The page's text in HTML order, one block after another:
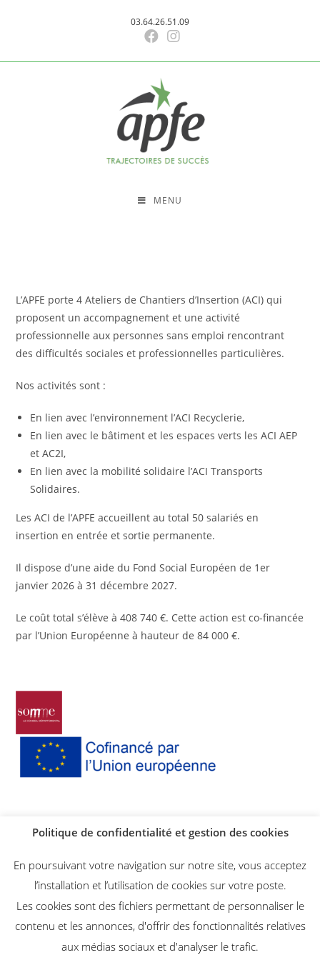
03.64.26.51.09
MENU
L’APFE porte 4 Ateliers de Chantiers d’Insertion (ACI) qui
proposent un accompagnement et une activité
professionnelle aux personnes sans emploi rencontrant
des difficultés sociales et professionnelles particulières.
Nos activités sont :
En lien avec l’environnement l’ACI Recyclerie,
En lien avec le bâtiment et les espaces verts les ACI AEP
et AC2I,
En lien avec la mobilité solidaire l’ACI Transports
Solidaires.
Les ACI de l’APFE accueillent au total 50 salariés en
insertion en entrée et sortie permanente.
Il dispose d’une aide du Fond Social Européen de 1er
janvier 2026 à 31 décembre 2027.
Le coût total s’élève à 408 740 €. Cette action est co-financée
par l’Union Européenne à hauteur de 84 000 €.
InstagramFacebook
Politique de confidentialité et gestion des cookies
En poursuivant votre navigation sur notre site, vous acceptez
l’installation et l’utilisation de cookies sur votre poste.
Les cookies sont des fichiers permettant de personnaliser le
contenu et les annonces, d'offrir des fonctionnalités relatives
aux médias sociaux et d'analyser le trafic.